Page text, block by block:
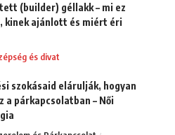
(builder) géllakk – mi ez
kinek ajánlott és miért éri
és divat
szokásaid elárulják, hogyan
a párkapcsolatban – Női